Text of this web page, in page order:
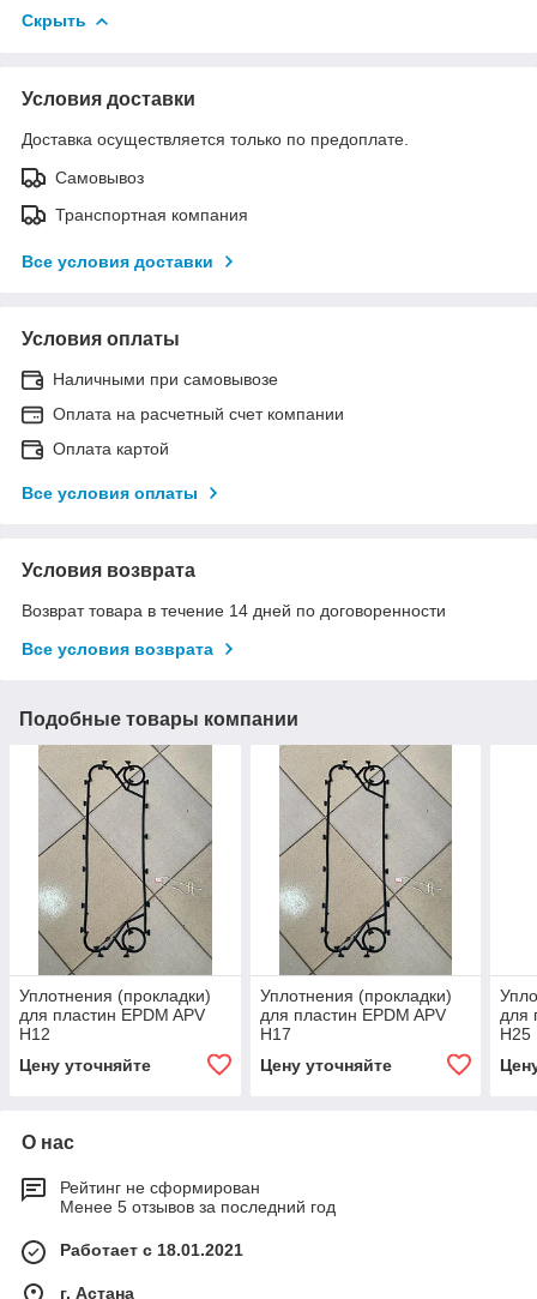
Скрыть
Условия доставки
Доставка осуществляется только по предоплате.
Самовывоз
Транспортная компания
Все условия доставки
Условия оплаты
Наличными при самовывозе
Оплата на расчетный счет компании
Оплата картой
Все условия оплаты
Условия возврата
Возврат товара в течение 14 дней по договоренности
Все условия возврата
Подобные товары компании
Уплотнения (прокладки)
для пластин EPDM APV
Н12
Цену уточняйте
Уплотнения (прокладки)
для пластин EPDM APV
Н17
Цену уточняйте
для
Н25
О нас
Рейтинг не сформирован
Менее 5 отзывов за последний год
Работает с 18.01.2021
г. Астана